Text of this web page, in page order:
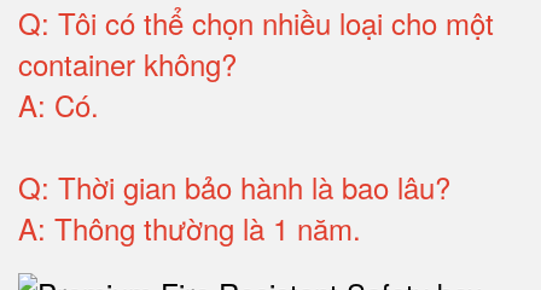
Q: Tôi có thể chọn nhiều loại cho một
container không?
A: Có.
Q: Thời gian bảo hành là bao lâu?
A: Thông thường là 1 năm.